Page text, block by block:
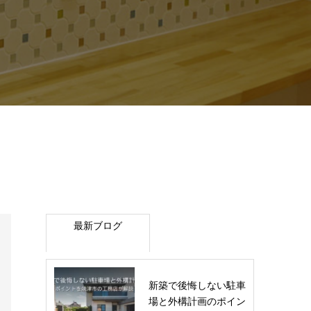
最新ブログ
新築で後悔しない駐車
場と外構計画のポイン